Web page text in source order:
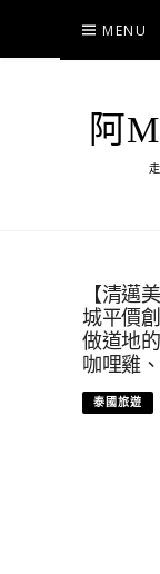
content
MENU
阿
【清邁
城平價
做道地
咖哩雞
泰國旅遊